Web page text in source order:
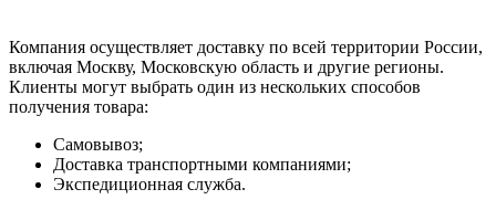
Компания осуществляет доставку по всей территории России,
включая Москву, Московскую область и другие регионы.
Клиенты могут выбрать один из нескольких способов
получения товара:
Самовывоз;
Доставка транспортными компаниями;
Экспедиционная служба.